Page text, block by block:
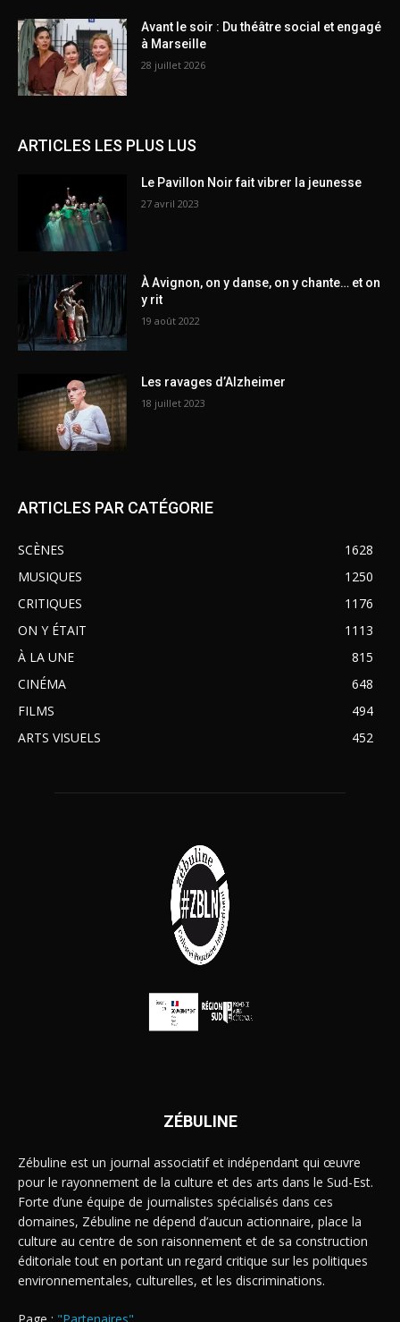
Avant le soir : Du théâtre social et engagé
à Marseille
28 juillet 2026
ARTICLES LES PLUS LUS
Le Pavillon Noir fait vibrer la jeunesse
27 avril 2023
À Avignon, on y danse, on y chante… et on
y rit
19 août 2022
Les ravages d’Alzheimer
18 juillet 2023
ARTICLES PAR CATÉGORIE
SCÈNES
1628
MUSIQUES
1250
CRITIQUES
1176
ON Y ÉTAIT
1113
À LA UNE
815
CINÉMA
648
FILMS
494
ARTS VISUELS
452
ZÉBULINE
Zébuline est un journal associatif et indépendant qui œuvre
pour le rayonnement de la culture et des arts dans le Sud-Est.
Forte d’une équipe de journalistes spécialisés dans ces
domaines, Zébuline ne dépend d’aucun actionnaire, place la
culture au centre de son raisonnement et de sa construction
éditoriale tout en portant un regard critique sur les politiques
environnementales, culturelles, et les discriminations.